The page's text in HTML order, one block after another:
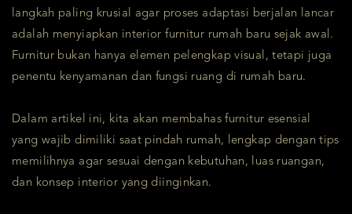
langkah paling krusial agar proses adaptasi berjalan lancar
adalah menyiapkan interior furnitur rumah baru sejak awal.
Furnitur bukan hanya elemen pelengkap visual, tetapi juga
penentu kenyamanan dan fungsi ruang di rumah baru.
Dalam artikel ini, kita akan membahas furnitur esensial
yang wajib dimiliki saat pindah rumah, lengkap dengan tips
memilihnya agar sesuai dengan kebutuhan, luas ruangan,
dan konsep interior yang diinginkan.